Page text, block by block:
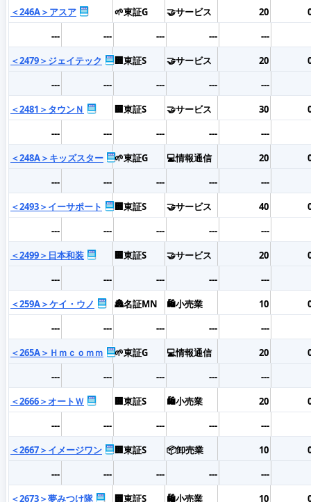
＜246A＞アスア
🌱東証G 🤝サービス 20
---
--- --- ---
---
＜2479＞ジェイテック
🏢東証S 🤝サービス 20
---
--- --- ---
---
＜2481＞タウンＮ
🏢東証S 🤝サービス 30
---
--- --- ---
---
＜248A＞キッズスター
🌱東証G 💻情報通信 20
---
--- --- ---
---
＜2493＞イーサポート
🏢東証S 🤝サービス 40
---
--- --- ---
---
＜2499＞日本和装
🏢東証S 🤝サービス 20
---
--- --- ---
---
＜259A＞ケイ・ウノ
🏯名証MN 🛍️小売業 10
---
--- --- ---
---
＜265A＞Ｈｍｃｏｍｍ
🌱東証G 💻情報通信 20
---
--- --- ---
---
＜2666＞オートＷ
🏢東証S 🛍️小売業 20
---
--- --- ---
---
＜2667＞イメージワン
🏢東証S 📦卸売業 10
---
--- --- ---
---
＜2673＞夢みつけ隊
🏢東証S 🛍️小売業 10